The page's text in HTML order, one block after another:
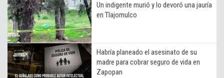
Un indigente murió y lo devoró una jauría
en Tlajomulco
Habría planeado el asesinato de su
madre para cobrar seguro de vida en
Zapopan